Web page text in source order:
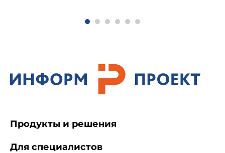
Продукты и решения
Для специалистов